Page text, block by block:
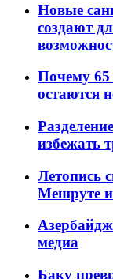
Новые
создают
Почему 65
остаются
избежать
Летопись
Мешруте и
медиа
Баку